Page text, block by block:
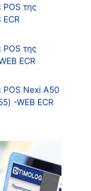
της
ECR
της
ECR
Nexi A50
-WEB ECR